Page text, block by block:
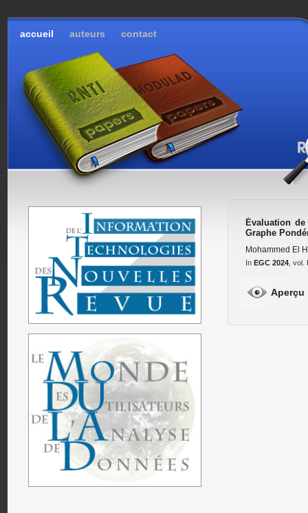
accueil auteurs contact
Évaluation
Graphe
Mohammed El
In EGC 2024, vol.
Aperçu